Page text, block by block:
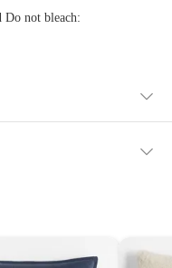
Do not bleach:
devolver ni cambiar. Conoce